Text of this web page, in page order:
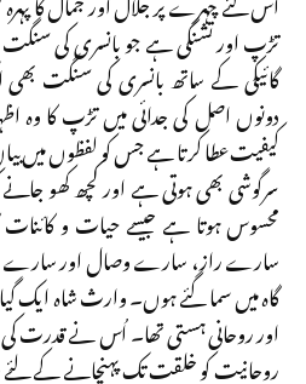
تڑپ اور تشنگی ہے جو بانسری کی
گائیکی کے ساتھ بانسری کی سنگت
دونوں اصل کی جدائی میں تڑپ کا وہ
کیفیت عطا کرتا ہے جس کو لفظوں میں
سرگوشی بھی ہوتی ہے اور کچھ کھو
محسوس ہوتا ہے جیسے حیات و کائنات
سارے راز، سارے وصال اور سارے
گاہ میں سما گئے ہوں۔ وارث شاہ ایک
اور روحانی ہستی تھا۔ اُس نے قدرت
روحانیت کو خلقت تک پہنچانے کے لئے